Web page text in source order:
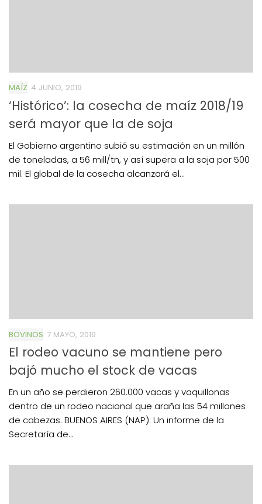
MAÍZ 4 JUNIO, 2019
‘Histórico’: la cosecha de maíz 2018/19
será mayor que la de soja
El Gobierno argentino subió su estimación en un millón
de toneladas, a 56 mill/tn, y así supera a la soja por 500
mil. El global de la cosecha alcanzará el...
BOVINOS 7 MAYO, 2019
El rodeo vacuno se mantiene pero
bajó mucho el stock de vacas
En un año se perdieron 260.000 vacas y vaquillonas
dentro de un rodeo nacional que araña las 54 millones
de cabezas. BUENOS AIRES (NAP). Un informe de la
Secretaría de...